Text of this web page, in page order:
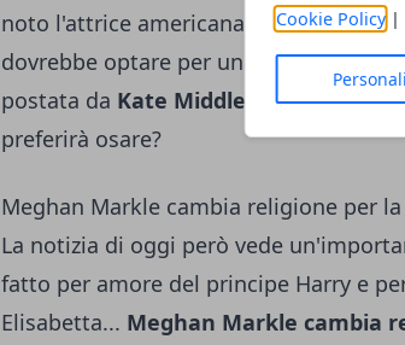
Cookie Policy|
noto l'attrice americana è già al suo
dovrebbe optare per un colore
postata da Kate Middleton... Meghan
preferirà osare?
Meghan Markle cambia religione per
La notizia di oggi però vede
fatto per amore del principe Harry e
Elisabetta... Meghan Markle cambia